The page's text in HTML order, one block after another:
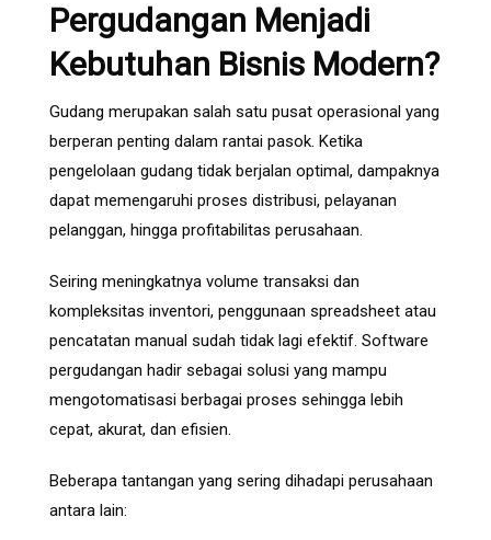
Pergudangan Menjadi
Kebutuhan Bisnis Modern?
Gudang merupakan salah satu pusat operasional yang
berperan penting dalam rantai pasok. Ketika
pengelolaan gudang tidak berjalan optimal, dampaknya
dapat memengaruhi proses distribusi, pelayanan
pelanggan, hingga profitabilitas perusahaan.
Seiring meningkatnya volume transaksi dan
kompleksitas inventori, penggunaan spreadsheet atau
pencatatan manual sudah tidak lagi efektif. Software
pergudangan hadir sebagai solusi yang mampu
mengotomatisasi berbagai proses sehingga lebih
cepat, akurat, dan efisien.
Beberapa tantangan yang sering dihadapi perusahaan
antara lain: